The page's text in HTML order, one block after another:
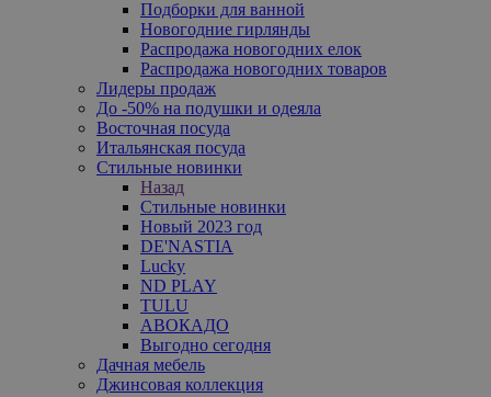
Подборки для ванной
Новогодние гирлянды
Распродажа новогодних елок
Распродажа новогодних товаров
Лидеры продаж
До -50% на подушки и одеяла
Восточная посуда
Итальянская посуда
Стильные новинки
Назад
Стильные новинки
Новый 2023 год
DE'NASTIA
Lucky
ND PLAY
TULU
АВОКАДО
Выгодно сегодня
Дачная мебель
Джинсовая коллекция